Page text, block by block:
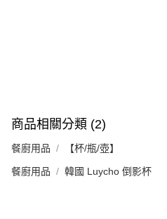
商品相關分類 (2)
餐廚用品 【杯/瓶/壺】
餐廚用品 韓國 Luycho 倒影杯